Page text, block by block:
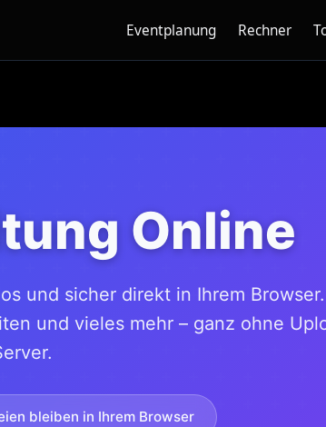
Eventplanung Rechner
Online
und sicher direkt in Ihrem Browser.
und vieles mehr – ganz ohne
bleiben in Ihrem Browser